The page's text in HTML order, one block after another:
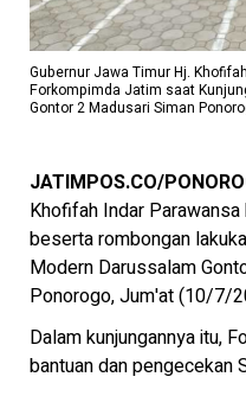
Gubernur Jawa Timur Hj.
Forkompimda Jatim saat
Gontor 2 Madusari Siman
JATIMPOS.CO/
Khofifah Indar
beserta rombongan
Modern Darussalam
Ponorogo, Jum'at (10/7/
Dalam kunjungannya itu,
bantuan dan pengecekan